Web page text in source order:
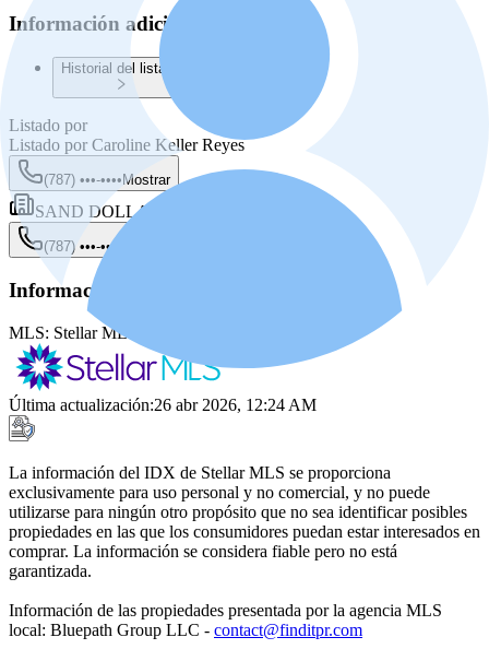
Información adicional
Historial del listado
Listado por
Listado por Caroline Keller Reyes
(787) •••-•••• Mostrar
SAND DOLLARS REALTY & RENTALS
(787) •••-••••
Información de la fuente
MLS: Stellar MLS
Última actualización:26 abr 2026, 12:24 AM
La información del IDX de Stellar MLS se proporciona
exclusivamente para uso personal y no comercial, y no puede
utilizarse para ningún otro propósito que no sea identificar posibles
propiedades en las que los consumidores puedan estar interesados en
comprar. La información se considera fiable pero no está
garantizada.
Información de las propiedades presentada por la agencia MLS
local: Bluepath Group LLC - contact@finditpr.com